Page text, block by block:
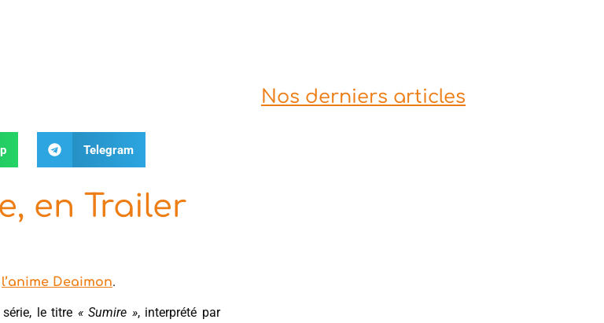
Telegram
en Trailer
l’anime Deaimon.
le titre « Sumire », interprété par
Nos derniers articles